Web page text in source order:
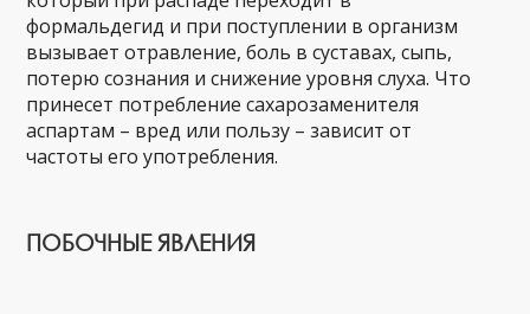
формальдегид и при поступлении в организм
вызывает отравление, боль в суставах, сыпь,
потерю сознания и снижение уровня слуха. Что
принесет потребление сахарозаменителя
аспартам – вред или пользу – зависит от
частоты его употребления.
ПОБОЧНЫЕ ЯВЛЕНИЯ